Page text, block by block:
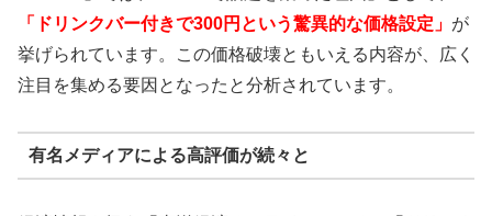
「ドリンクバー付きで300円という驚異的な価格設定」 が
挙げられています。この価格破壊ともいえる内容が、広く
注目を集める要因となったと分析されています。
有名メディアによる高評価が続々と